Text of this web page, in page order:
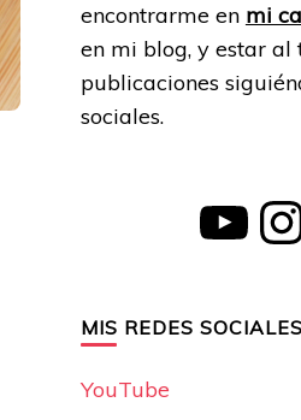
encontrarme en mi
en mi blog, y estar al
publicaciones
sociales.
YouTube
MIS REDES SOCIALES
YouTube